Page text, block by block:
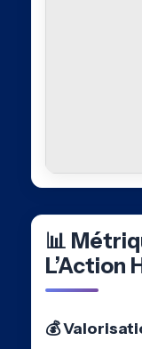
📊
L’Action
💰